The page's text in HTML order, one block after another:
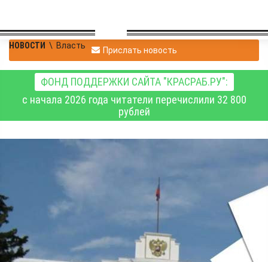
НОВОСТИ \ Власть Прислать новость
ФОНД ПОДДЕРЖКИ САЙТА "КРАСРАБ.РУ":
с начала 2026 года читатели перечислили 32 800
рублей
В Алтайском крае
отменили особый
противопожарный
режим